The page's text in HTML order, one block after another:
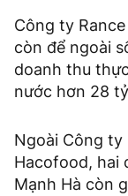
Công ty
còn để ngoài
doanh thu
nước hơn 28
Ngoài Công ty
Hacofood, hai
Mạnh Hà còn